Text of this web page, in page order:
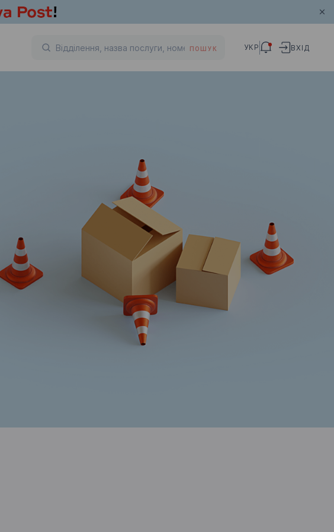
ПОШУК УКР ВХІД